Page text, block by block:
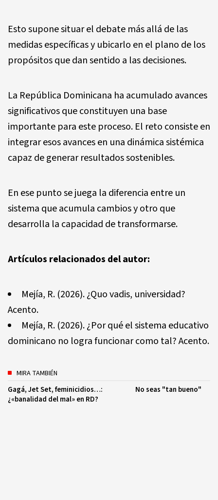
Esto supone situar el debate más allá de las
medidas específicas y ubicarlo en el plano de los
propósitos que dan sentido a las decisiones.
La República Dominicana ha acumulado avances
significativos que constituyen una base
importante para este proceso. El reto consiste en
integrar esos avances en una dinámica sistémica
capaz de generar resultados sostenibles.
En ese punto se juega la diferencia entre un
sistema que acumula cambios y otro que
desarrolla la capacidad de transformarse.
Artículos relacionados del autor:
Mejía, R. (2026). ¿Quo vadis, universidad?
Acento.
Mejía, R. (2026). ¿Por qué el sistema educativo
dominicano no logra funcionar como tal? Acento.
MIRA TAMBIÉN
Gagá, Jet Set, feminicidios…:
¿«banalidad del mal» en RD?
No seas "tan bueno"